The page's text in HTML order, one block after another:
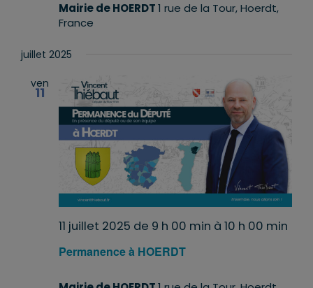
Mairie de HOERDT1 rue de la Tour, Hoerdt,
France
juillet 2025
ven
11
Permanence à HOERDT
11 juillet 2025 de 9 h 00 min à 10 h 00 min